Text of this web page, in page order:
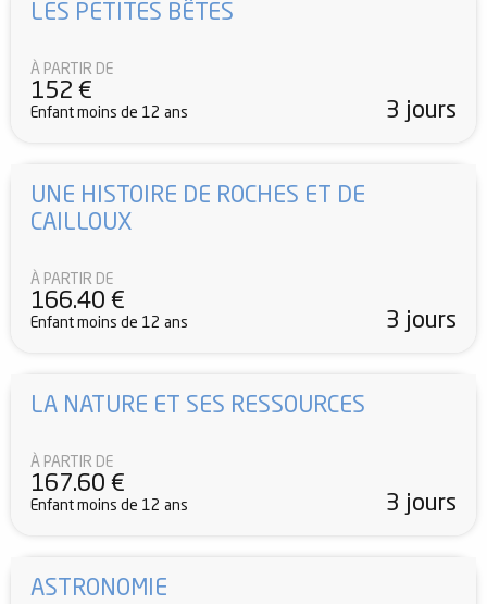
LES PETITES BÊTES
À PARTIR DE
152 €
Enfant moins de 12 ans 3 jours
UNE HISTOIRE DE ROCHES ET DE
CAILLOUX
À PARTIR DE
166.40 €
Enfant moins de 12 ans 3 jours
LA NATURE ET SES RESSOURCES
À PARTIR DE
167.60 €
Enfant moins de 12 ans 3 jours
ASTRONOMIE